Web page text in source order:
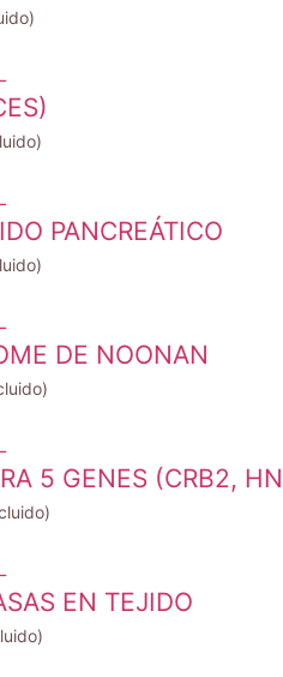
PANCREÁTICO
DE NOONAN
5 GENES (CRB2,
EN TEJIDO